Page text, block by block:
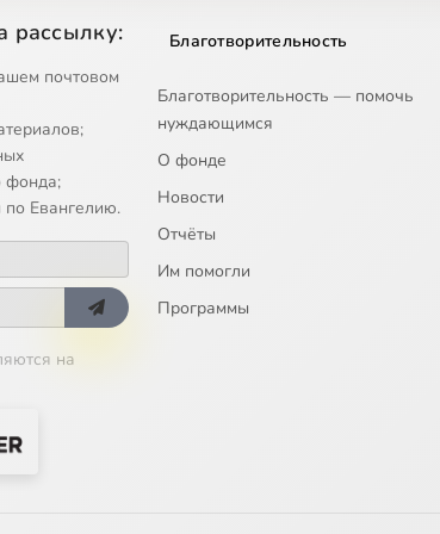
Пьерлуиджи да Палестрина - Ричеркар № 1
- Agnus Dei
- Павана и гильярда
Гиббонс - Фантазия для вёрджинела
- Плач
- Павана и чакона соль минор
Шютц - Песнь песней
рассылку:
почтовом
фонда;
Евангелию.
на
Благотворительность
Благотворительность — помочь
нуждающимся
О фонде
Новости
Отчёты
Им помогли
Программы